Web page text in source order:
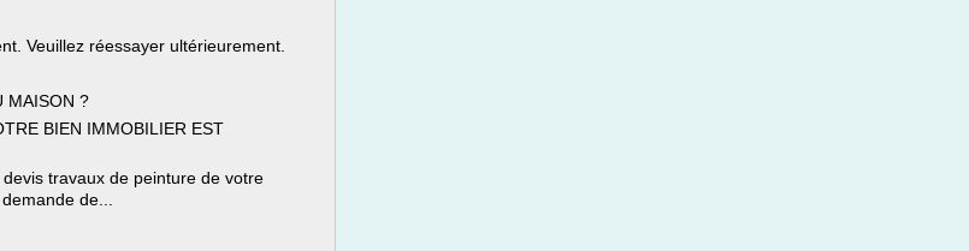
Veuillez réessayer ultérieurement.
MAISON ?
BIEN IMMOBILIER EST
travaux de peinture de votre
de...